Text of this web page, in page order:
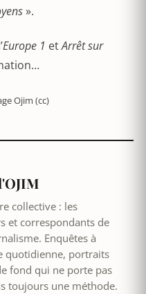
».
Europe 1 etArrêt sur
Ojim (cc)
collective : les
et correspondants de
Enquêtes à
quotidienne, portraits
fond qui ne porte pas
toujours une méthode.